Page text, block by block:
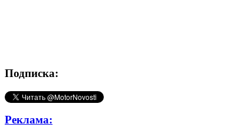
Подписка:
Реклама: